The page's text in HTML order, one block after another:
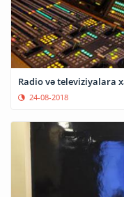
Radio və televiziyalara
24-08-2018